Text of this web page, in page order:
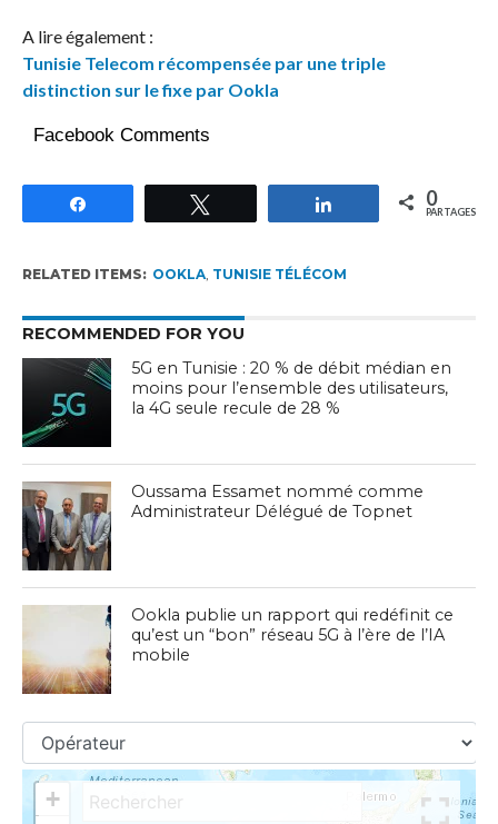
A lire également :
Tunisie Telecom récompensée par une triple
distinction sur le fixe par Ookla
Facebook Comments
Partagez 0
PARTAGES
RELATED ITEMS: OOKLA, TUNISIE TÉLÉCOM
RECOMMENDED FOR YOU
5G en Tunisie : 20 % de débit médian en
moins pour l’ensemble des utilisateurs,
la 4G seule recule de 28 %
Oussama Essamet nommé comme
Administrateur Délégué de Topnet
Ookla publie un rapport qui redéfinit ce
qu’est un “bon” réseau 5G à l’ère de l’IA
mobile